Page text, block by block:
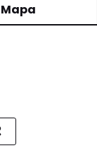
Mapa